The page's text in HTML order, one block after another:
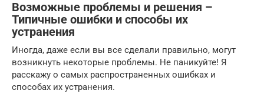
Возможные проблемы и решения –
Типичные ошибки и способы их
устранения
Иногда, даже если вы все сделали правильно, могут
возникнуть некоторые проблемы. Не паникуйте! Я
расскажу о самых распространенных ошибках и
способах их устранения.